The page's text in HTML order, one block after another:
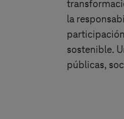
la
sostenible.
públicas,